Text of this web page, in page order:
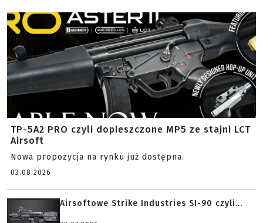
TP-5A2 PRO czyli dopieszczone MP5 ze stajni LCT
Airsoft
Nowa propozycja na rynku już dostępna.
03.08.2026
Airsoftowe Strike Industries SI-90 czyli...